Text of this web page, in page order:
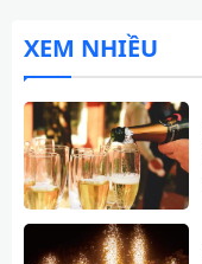
XEM NHIỀU